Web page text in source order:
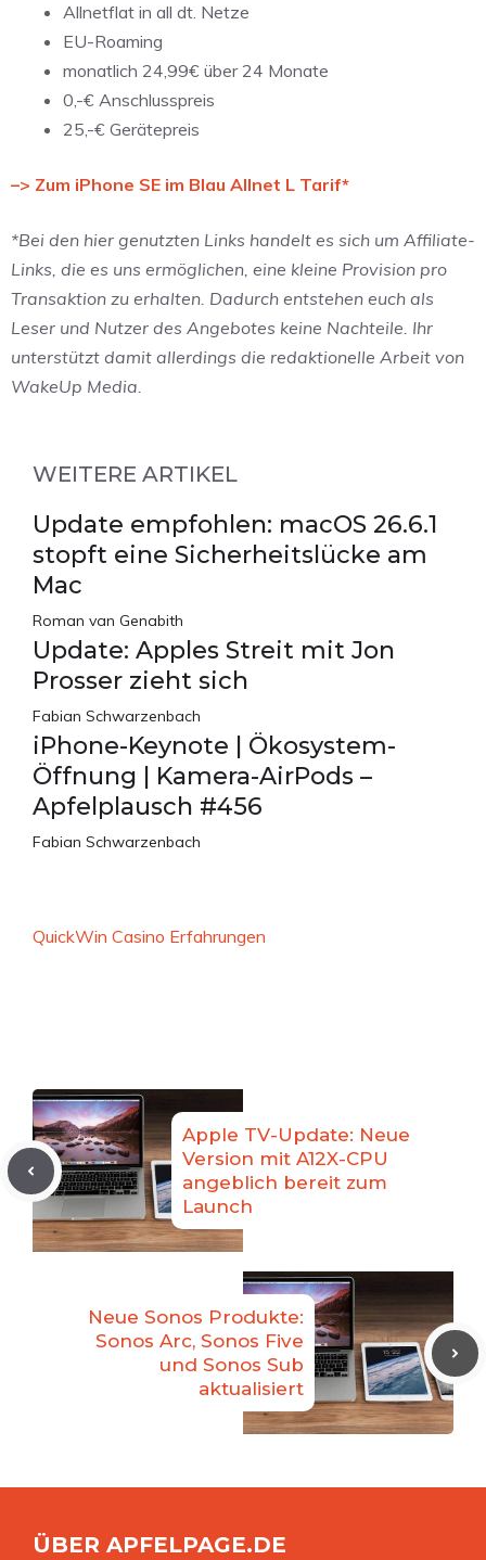
Allnetflat in all dt. Netze
EU-Roaming
monatlich 24,99€ über 24 Monate
0,-€ Anschlusspreis
25,-€ Gerätepreis
–> Zum iPhone SE im Blau Allnet L Tarif*
*Bei den hier genutzten Links handelt es sich um Affiliate-
Links, die es uns ermöglichen, eine kleine Provision pro
Transaktion zu erhalten. Dadurch entstehen euch als
Leser und Nutzer des Angebotes keine Nachteile. Ihr
unterstützt damit allerdings die redaktionelle Arbeit von
WakeUp Media.
WEITERE ARTIKEL
Update empfohlen: macOS 26.6.1
stopft eine Sicherheitslücke am
Mac
Roman van Genabith
Update: Apples Streit mit Jon
Prosser zieht sich
Fabian Schwarzenbach
iPhone-Keynote | Ökosystem-
Öffnung | Kamera-AirPods –
Apfelplausch #456
Fabian Schwarzenbach
QuickWin Casino Erfahrungen
Apple TV-Update: Neue
Version mit A12X-CPU
angeblich bereit zum
Launch
Neue Sonos Produkte:
Sonos Arc, Sonos Five
und Sonos Sub
aktualisiert
ÜBER APFELPAGE.DE